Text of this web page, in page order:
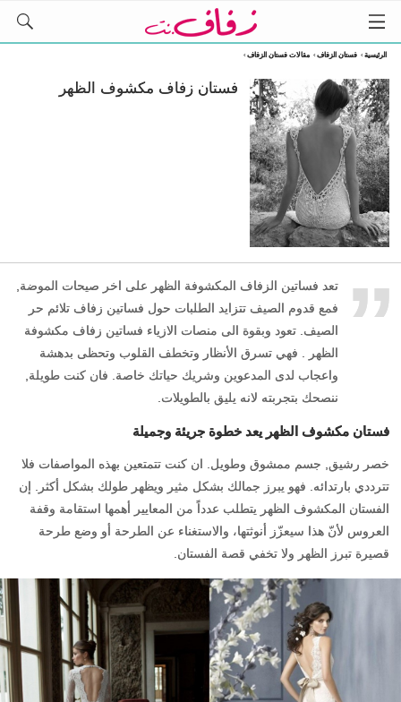
الرئيسية› فستان الزفاف› مقالات فستان الزفاف›
فستان زفاف مكشوف الظهر
„ تعد فساتين الزفاف المكشوفة الظهر على اخر صيحات الموضة,
فمع قدوم الصيف تتزايد الطلبات حول فساتين زفاف تلائم حر
الصيف. تعود وبقوة الى منصات الازياء فساتين زفاف مكشوفة
الظهر . فهي تسرق الأنظار وتخطف القلوب وتحظى بدهشة
واعجاب لدى المدعوين وشريك حياتك خاصة. فان كنت طويلة,
ننصحك بتجربته لانه يليق بالطويلات.
فستان مكشوف الظهر يعد خطوة جريئة وجميلة
خصر رشيق, جسم ممشوق وطويل. ان كنت تتمتعين بهذه المواصفات فلا
تترددي بارتدائه. فهو يبرز جمالك بشكل مثير ويظهر طولك بشكل أكثر. إن
الفستان المكشوف الظهر يتطلب عدداً من المعايير أهمها استقامة وقفة
العروس لأنّ هذا سيعزّز أنوثتها، والاستغناء عن الطرحة أو وضع طرحة
قصيرة تبرز الظهر ولا تخفي قصة الفستان.